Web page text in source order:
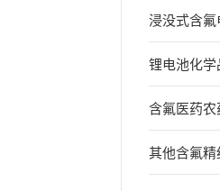
浸没式含
锂电池化学
含氟医药
其他含氟